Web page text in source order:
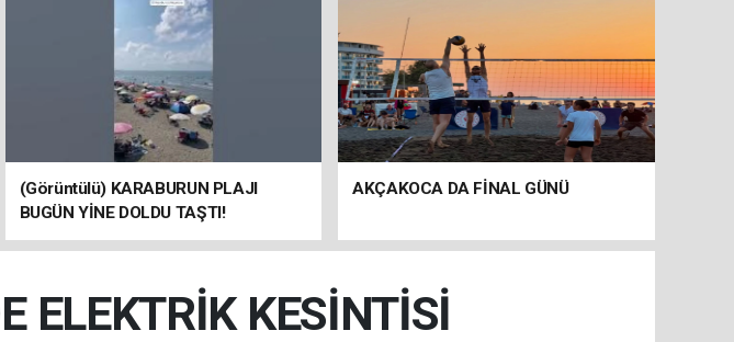
(Görüntülü) KARABURUN PLAJI
BUGÜN YİNE DOLDU TAŞTI!
AKÇAKOCA DA FİNAL GÜNÜ
ELEKTRİK KESİNTİSİ